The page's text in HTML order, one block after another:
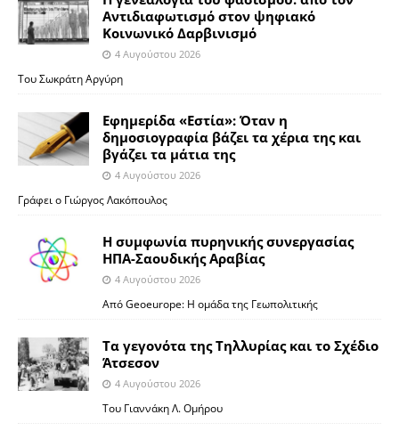
Αντιδιαφωτισμό στον ψηφιακό
Κοινωνικό Δαρβινισμό
4 Αυγούστου 2026
Του Σωκράτη Αργύρη
Εφημερίδα «Εστία»: Όταν η
δημοσιογραφία βάζει τα χέρια της και
βγάζει τα μάτια της
4 Αυγούστου 2026
Γράφει ο Γιώργος Λακόπουλος
Η συμφωνία πυρηνικής συνεργασίας
ΗΠΑ-Σαουδικής Αραβίας
4 Αυγούστου 2026
Από Geoeurope: H ομάδα της Γεωπολιτικής
Τα γεγονότα της Τηλλυρίας και το Σχέδιο
Άτσεσον
4 Αυγούστου 2026
Toυ Γιαννάκη Λ. Ομήρου